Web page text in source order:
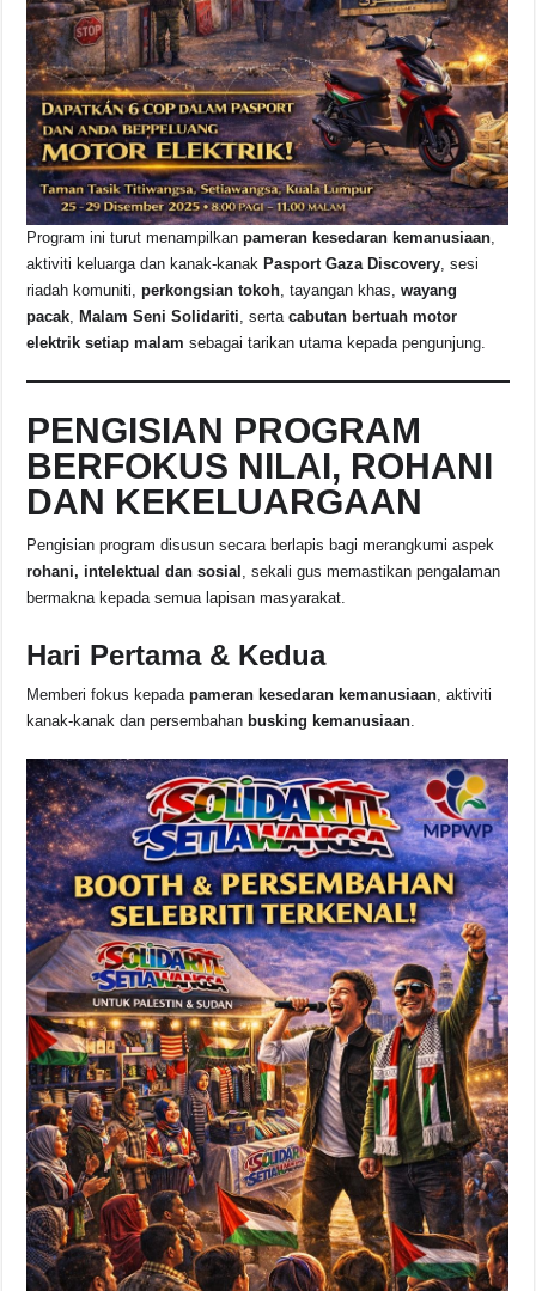
Program ini turut menampilkanpameran kesedaran kemanusiaan,
aktiviti keluarga dan kanak-kanak Pasport Gaza Discovery, sesi
riadah komuniti,perkongsian tokoh, tayangan khas,wayang
pacak, Malam Seni Solidariti, sertacabutan bertuah motor
elektrik setiap malam sebagai tarikan utama kepada pengunjung.
PENGISIAN PROGRAM
BERFOKUS NILAI, ROHANI
DAN KEKELUARGAAN
Pengisian program disusun secara berlapis bagi merangkumi aspek
rohani, intelektual dan sosial , sekali gus memastikan pengalaman
bermakna kepada semua lapisan masyarakat.
Hari Pertama & Kedua
Memberi fokus kepadapameran kesedaran kemanusiaan, aktiviti
kanak-kanak dan persembahan busking kemanusiaan.